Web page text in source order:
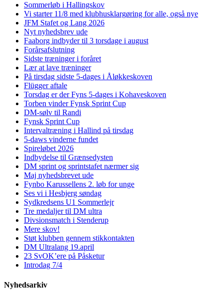
Sommerløb i Hallingskov
Vi starter 11/8 med klubhusklargøring for alle, også nye
JFM Stafet og Lang 2026
Nyt nyhedsbrev ude
Faaborg indbyder til 3 torsdage i august
Forårsafslutning
Sidste træninger i foråret
Lær at lave træninger
På tirsdag sidste 5-dages i Åløkkeskoven
Flügger aftale
Torsdag er der Fyns 5-dages i Kohaveskoven
Torben vinder Fynsk Sprint Cup
DM-sølv til Randi
Fynsk Sprint Cup
Intervaltræning i Hallind på tirsdag
5-daws vinderne fundet
Spireløbet 2026
Indbydelse til Grænsedysten
DM sprint og sprintstafet nærmer sig
Maj nyhedsbrevet ude
Fynbo Karussellens 2. løb for unge
Ses vi i Hesbjerg søndag
Sydkredsens U1 Sommerlejr
Tre medaljer til DM ultra
Divsionsmatch i Stenderup
Mere skov!
Støt klubben gennem stikkontakten
DM Ultralang 19.april
23 SvOK’ere på Påsketur
Introdag 7/4
Nyhedsarkiv